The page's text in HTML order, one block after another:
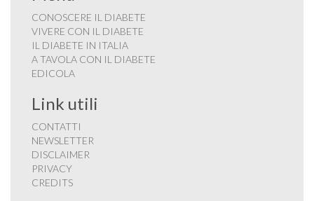
CONOSCERE IL DIABETE
VIVERE CON IL DIABETE
IL DIABETE IN ITALIA
A TAVOLA CON IL DIABETE
EDICOLA
Link utili
CONTATTI
NEWSLETTER
DISCLAIMER
PRIVACY
CREDITS